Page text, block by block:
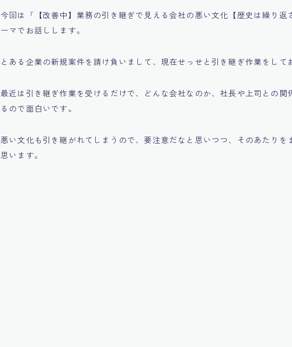
今回は「【改善中】業務の引き継ぎで見える会社の悪い文化【歴史は繰り返
ーマでお話しします。
とある企業の新規案件を請け負いまして、現在せっせと引き継ぎ作業をして
最近は引き継ぎ作業を受けるだけで、どんな会社なのか、社長や上司との関
るので面白いです。
悪い文化も引き継がれてしまうので、要注意だなと思いつつ、そのあたりを
思います。